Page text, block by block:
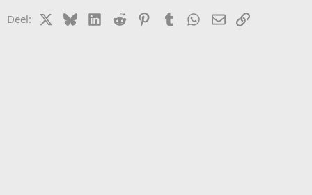
o o
Deel: BlueskyLinkedIn
Reddit PinterestTumblr WhatsApp
E-mailkoppeling